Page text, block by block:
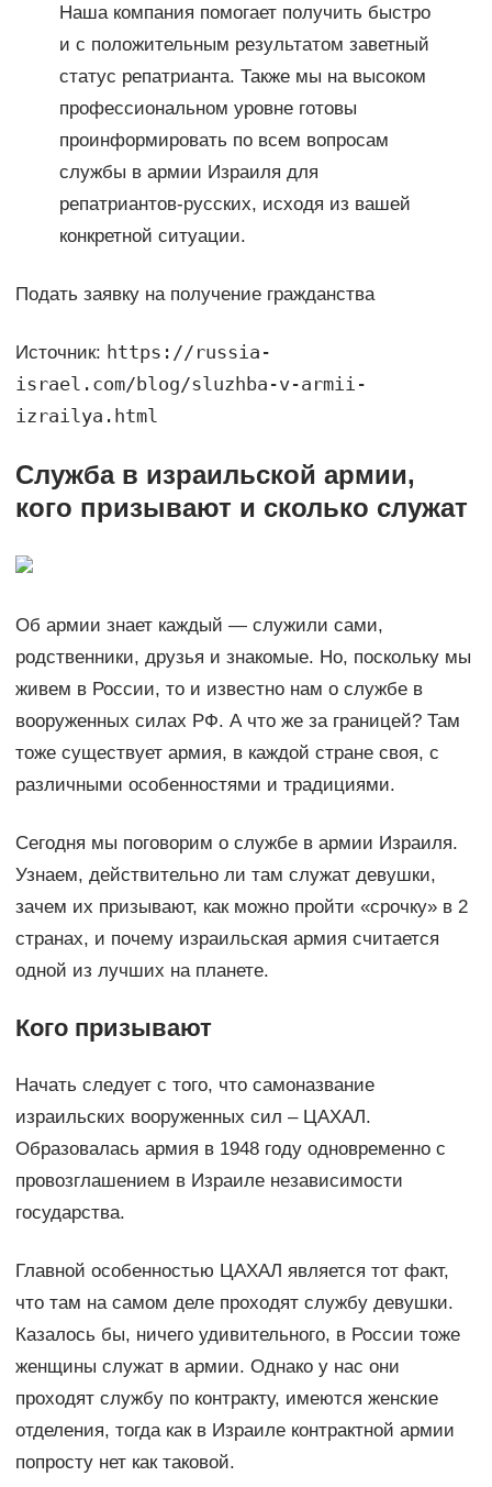
Наша компания помогает получить быстро
и с положительным результатом заветный
статус репатрианта. Также мы на высоком
профессиональном уровне готовы
проинформировать по всем вопросам
службы в армии Израиля для
репатриантов-русских, исходя из вашей
конкретной ситуации.
Подать заявку на получение гражданства
Источник: https://russia-
israel.com/blog/sluzhba-v-armii-
izrailya.html
Служба в израильской армии,
кого призывают и сколько служат
Об армии знает каждый — служили сами,
родственники, друзья и знакомые. Но, поскольку мы
живем в России, то и известно нам о службе в
вооруженных силах РФ. А что же за границей? Там
тоже существует армия, в каждой стране своя, с
различными особенностями и традициями.
Сегодня мы поговорим о службе в армии Израиля.
Узнаем, действительно ли там служат девушки,
зачем их призывают, как можно пройти «срочку» в 2
странах, и почему израильская армия считается
одной из лучших на планете.
Кого призывают
Начать следует с того, что самоназвание
израильских вооруженных сил – ЦАХАЛ.
Образовалась армия в 1948 году одновременно с
провозглашением в Израиле независимости
государства.
Главной особенностью ЦАХАЛ является тот факт,
что там на самом деле проходят службу девушки.
Казалось бы, ничего удивительного, в России тоже
женщины служат в армии. Однако у нас они
проходят службу по контракту, имеются женские
отделения, тогда как в Израиле контрактной армии
попросту нет как таковой.